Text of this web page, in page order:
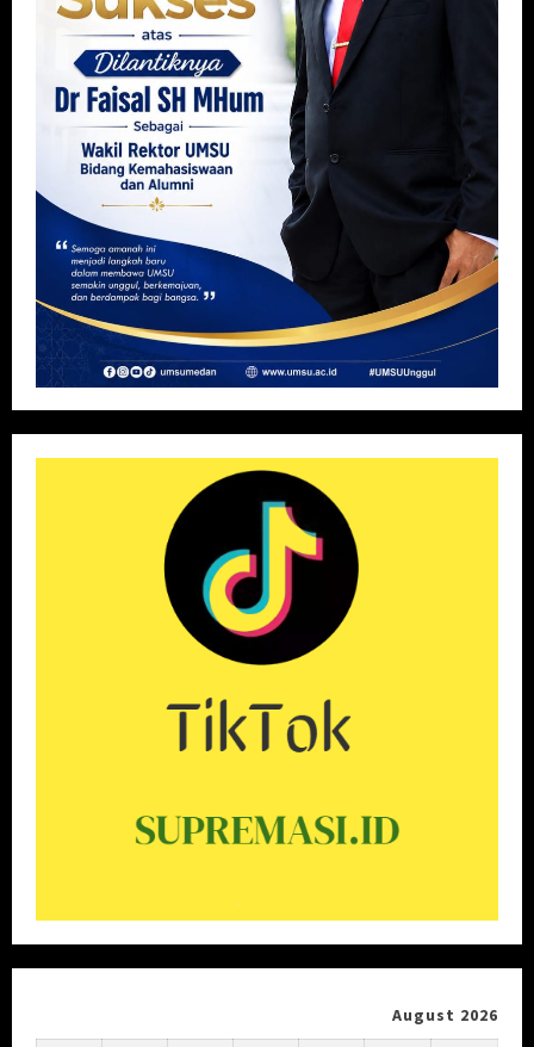
August 2026